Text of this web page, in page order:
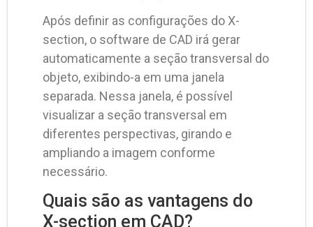
Após definir as configurações do X-
section, o software de CAD irá gerar
automaticamente a seção transversal do
objeto, exibindo-a em uma janela
separada. Nessa janela, é possível
visualizar a seção transversal em
diferentes perspectivas, girando e
ampliando a imagem conforme
necessário.
Quais são as vantagens do
X-section em CAD?